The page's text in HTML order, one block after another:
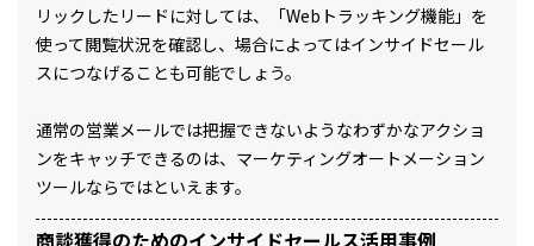
リックしたリードに対しては、「Webトラッキング機能」を
使って閲覧状況を確認し、場合によってはインサイドセール
スにつなげることも可能でしょう。
通常の営業メールでは把握できないようなわずかなアクショ
ンをキャッチできるのは、マーケティングオートメーション
ツールならではといえます。
商談獲得のためのインサイドセールス活用事例